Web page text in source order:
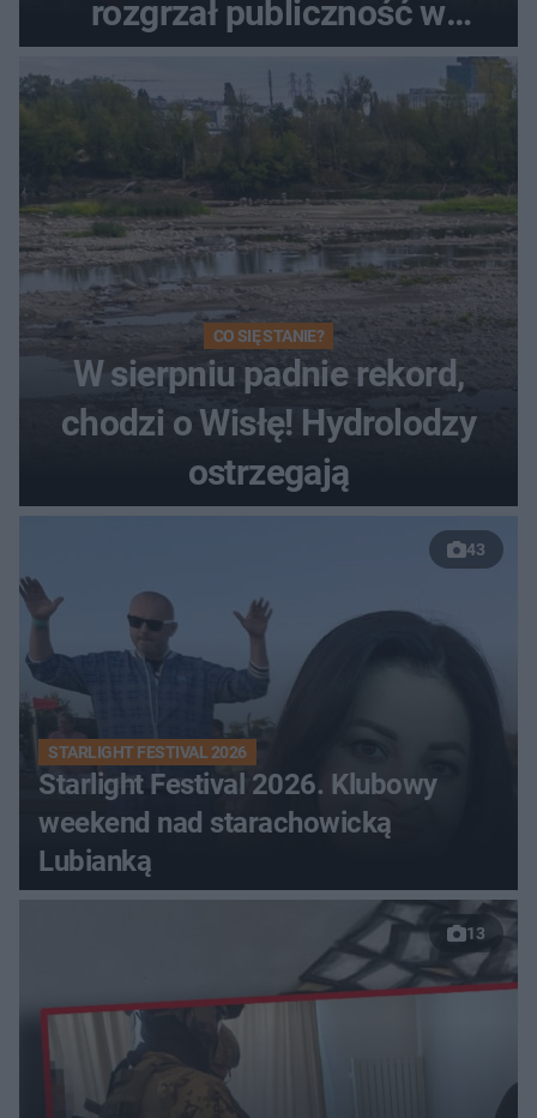
rozgrzał publiczność w
Toruniu
CO SIĘ STANIE?
W sierpniu padnie rekord,
chodzi o Wisłę! Hydrolodzy
ostrzegają
43
STARLIGHT FESTIVAL 2026
Starlight Festival 2026. Klubowy
weekend nad starachowicką
Lubianką
13